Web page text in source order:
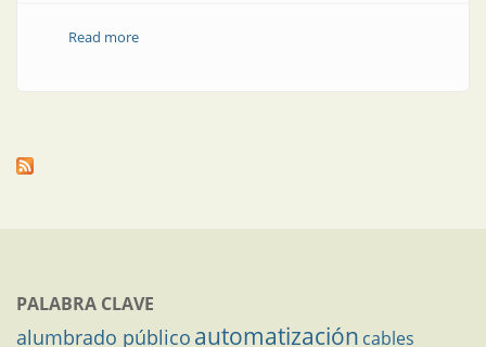
Read moreabout Inversores | Diseño e implementación de
PALABRA CLAVE
alumbrado público automatización cables